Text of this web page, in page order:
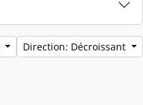
Direction: Décroissant